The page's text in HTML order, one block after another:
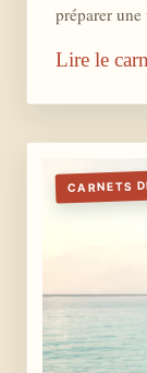
préparer une
Lire le
CARNETS